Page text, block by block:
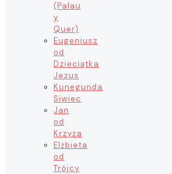
(Palau
y
Quer)
Eugeniusz
od
Dzieciątka
Jezus
Kunegunda
Siwiec
Jan
od
Krzyża
Elżbieta
od
Trójcy